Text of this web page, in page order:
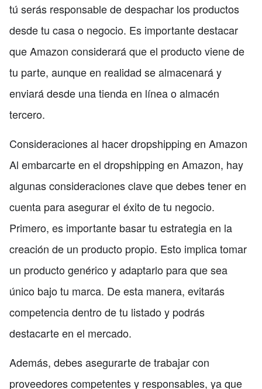
tú serás responsable de despachar los productos
desde tu casa o negocio. Es importante destacar
que Amazon considerará que el producto viene de
tu parte, aunque en realidad se almacenará y
enviará desde una tienda en línea o almacén
tercero.
Consideraciones al hacer dropshipping en Amazon
Al embarcarte en el dropshipping en Amazon, hay
algunas consideraciones clave que debes tener en
cuenta para asegurar el éxito de tu negocio.
Primero, es importante basar tu estrategia en la
creación de un producto propio. Esto implica tomar
un producto genérico y adaptarlo para que sea
único bajo tu marca. De esta manera, evitarás
competencia dentro de tu listado y podrás
destacarte en el mercado.
Además, debes asegurarte de trabajar con
proveedores competentes y responsables, ya que